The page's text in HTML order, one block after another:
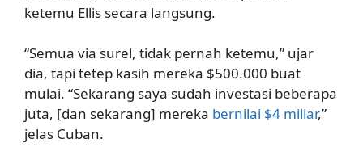
ketemu Ellis secara langsung.
“Semua via surel, tidak pernah ketemu,” ujar
dia, tapi tetep kasih mereka $500.000 buat
mulai. “Sekarang saya sudah investasi beberapa
juta, [dan sekarang] mereka bernilai $4 miliar,”
jelas Cuban.